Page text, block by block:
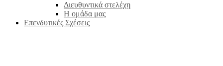
Διευθυντικά στελέχη
Η ομάδα μας
Επενδυτικές Σχέσεις